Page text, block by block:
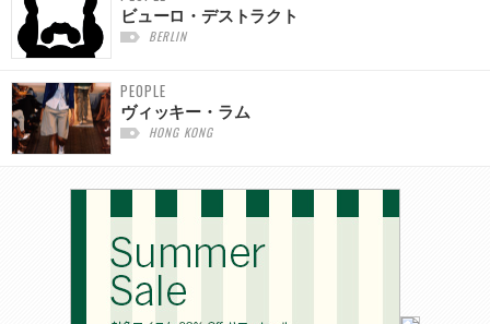
ビューロ・デストラクト
BERLIN
PEOPLE
ヴィッキー・ラム
HONG KONG